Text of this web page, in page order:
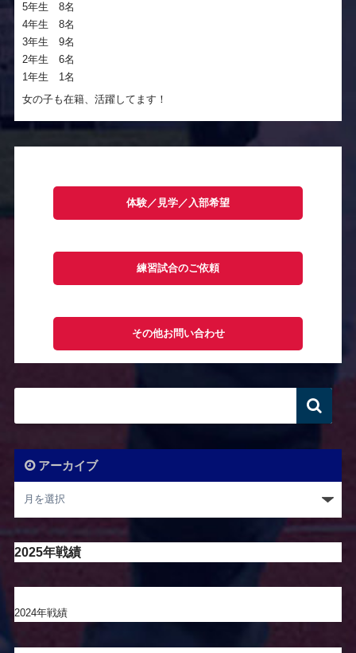
5年生 8名
4年生 8名
3年生 9名
2年生 6名
1年生 1名
女の子も在籍、活躍してます！
体験／見学／入部希望
練習試合のご依頼
その他お問い合わせ
アーカイブ
2025年戦績
2024年戦績